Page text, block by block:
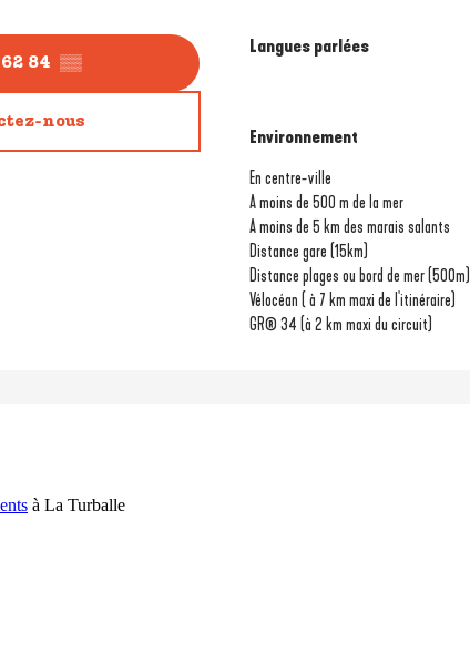
84 ▒▒
nous
Langues parlées
Langues parlées
Environnement
Environnement
En centre-ville
A moins de 500 m de la mer
A moins de 5 km des marais salants
Distance gare (15km)
Distance plages ou bord de mer(500m)
Vélocéan ( à 7 km maxi de l'itinéraire)
GR® 34 (à 2 km maxi du circuit)